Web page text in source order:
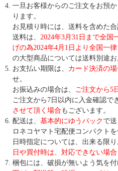
一旦お客様からのご注文をお預
ります。
お見積り時には、送料を含めた
送料は、 2024年3月31日まで全国
げの為2024年4月1日より全国一
の大型商品については送料別途お
お支払い期限は、 カード決済の
せ。
お振込みの場合は、 ご注文から5
ご注文から7日以内に入金確認で
させて頂く場合 もございます。
配送は、 基本的にゆうパック で
ロネコヤマト宅配便コンパクト
日時指定については、出来る限
日や買付時は、対応できない場
梱包には、破損が無いよう気を付